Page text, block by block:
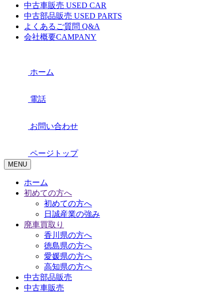
中古車販売 USED CAR
中古部品販売 USED PARTS
よくあるご質問 Q&A
会社概要CAMPANY
ホーム
電話
お問い合わせ
ページトップ
MENU
ホーム
初めての方へ
初めての方へ
日誠産業の強み
廃車買取り
香川県の方へ
徳島県の方へ
愛媛県の方へ
高知県の方へ
中古部品販売
中古車販売